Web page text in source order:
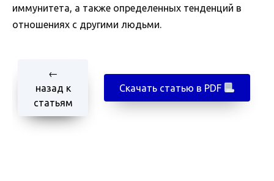
иммунитета, а также определенных тенденций в
отношениях с другими людьми.
←
назад к
статьям
Скачать статью в PDF